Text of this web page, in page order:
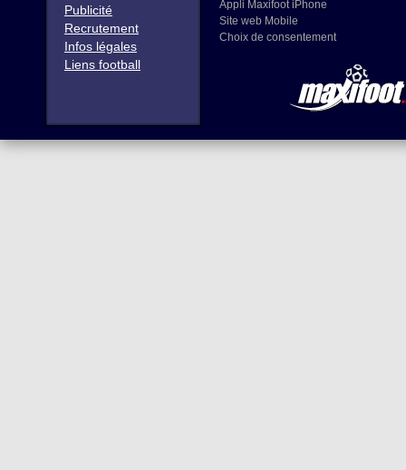
Publicité
Recrutement
Infos légales
Liens football
Appli Maxifoot iPhone
Site web Mobile
Choix de consentement